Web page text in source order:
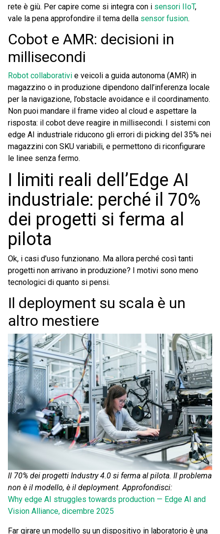
rete è giù. Per capire come si integra con i sensori IIoT,
vale la pena approfondire il tema della sensor fusion.
Cobot e AMR: decisioni in
millisecondi
Robot collaborativi e veicoli a guida autonoma (AMR) in
magazzino o in produzione dipendono dall’inferenza locale
per la navigazione, l’obstacle avoidance e il coordinamento.
Non puoi mandare il frame video al cloud e aspettare la
risposta: il cobot deve reagire in millisecondi. I sistemi con
edge AI industriale riducono gli errori di picking del 35% nei
magazzini con SKU variabili, e permettono di riconfigurare
le linee senza fermo.
I limiti reali dell’Edge AI
industriale: perché il 70%
dei progetti si ferma al
pilota
Ok, i casi d’uso funzionano. Ma allora perché così tanti
progetti non arrivano in produzione? I motivi sono meno
tecnologici di quanto si pensi.
Il deployment su scala è un
altro mestiere
Il 70% dei progetti Industry 4.0 si ferma al pilota. Il problema
non è il modello, è il deployment. Approfondisci:
Why edge AI struggles towards production — Edge AI and
Vision Alliance, dicembre 2025
Far girare un modello su un dispositivo in laboratorio è una